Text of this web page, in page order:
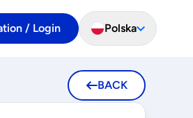
/ Login Polska
BACK